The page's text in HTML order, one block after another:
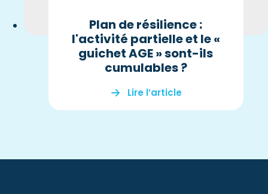
Plan de résilience :
l'activité partielle et le «
guichet AGE » sont-ils
cumulables ?
Lire l’article